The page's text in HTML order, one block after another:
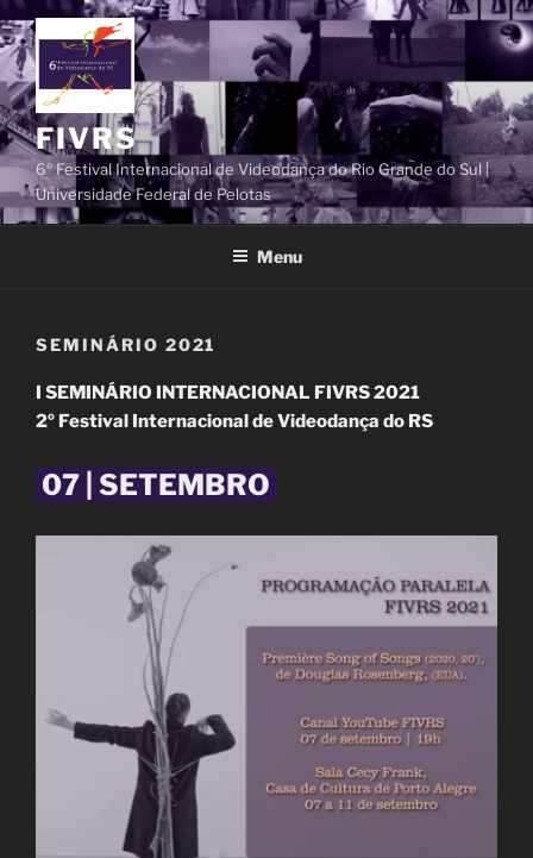
Pular
para
o
conteúdo
FIVRS
6º Festival Internacional de Videodança do Rio Grande do Sul |
Universidade Federal de Pelotas
Menu
SEMINÁRIO 2021
I SEMINÁRIO INTERNACIONAL FIVRS 2021
2º Festival Internacional de Videodança do RS
07 | SETEMBRO